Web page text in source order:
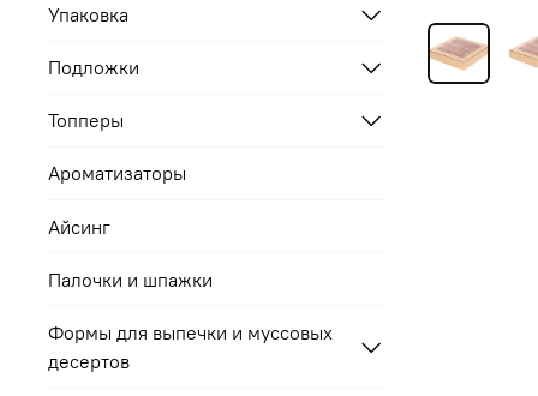
Упаковка
Подложки
Топперы
Ароматизаторы
Айсинг
Палочки и шпажки
Формы для выпечки и муссовых
десертов